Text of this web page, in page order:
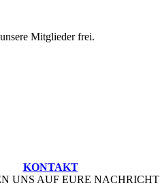
Mitglieder frei.
KONTAKT
UNS AUF EURE NACHRICHT